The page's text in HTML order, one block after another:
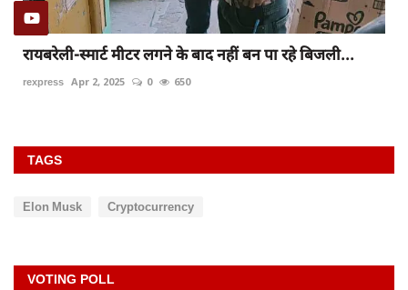
रायबरेली-स्मार्ट मीटर लगने के बाद नहीं बन पा रहे बिजली...
rexpress Apr 2, 2025 0 650
TAGS
Elon Musk Cryptocurrency
VOTING POLL